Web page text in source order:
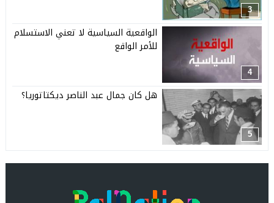
3
4
الواقعية السياسية لا تعني الاستسلام
للأمر الواقع
5
هل كان جمال عبد الناصر ديكتاتوريا؟